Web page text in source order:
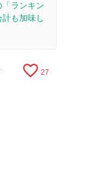
ランキン
も加味し
。
favorite_border 27